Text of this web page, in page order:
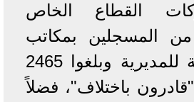
القطاع الخاص
من المسجلين بمكاتب
التشغيل التابعة للمديرية وبلغوا 2465
شاباً منهم 13 "قادرون باختلاف"، فضلاً